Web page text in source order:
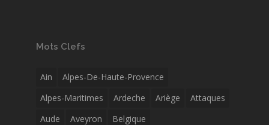
Mots Clefs
Ain
Alpes-De-Haute-Provence
Alpes-Maritimes
Ardeche Ariège
Attaques
Aude
Aveyron
Belgique